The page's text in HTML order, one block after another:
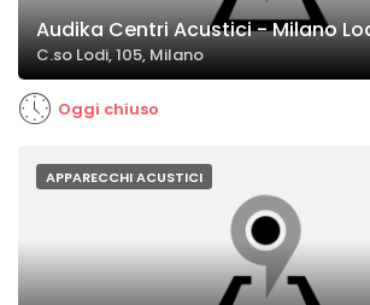
Audika Centri Acustici - Milano
C.so Lodi, 105, Milano
Oggi chiuso
APPARECCHI ACUSTICI